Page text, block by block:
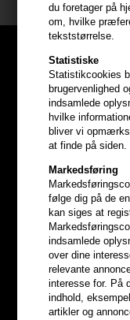
du foretager på
om, hvilke
tekststørrelse.
Statistiske
Statistikcookies
brugervenlighed
indsamlede
hvilke
bliver vi
at finde på siden.
Markedsføring
følge dig på de
kan siges at
indsamlede
over dine
relevante
interesse for. På
indhold,
artikler og
Optjen
hele din